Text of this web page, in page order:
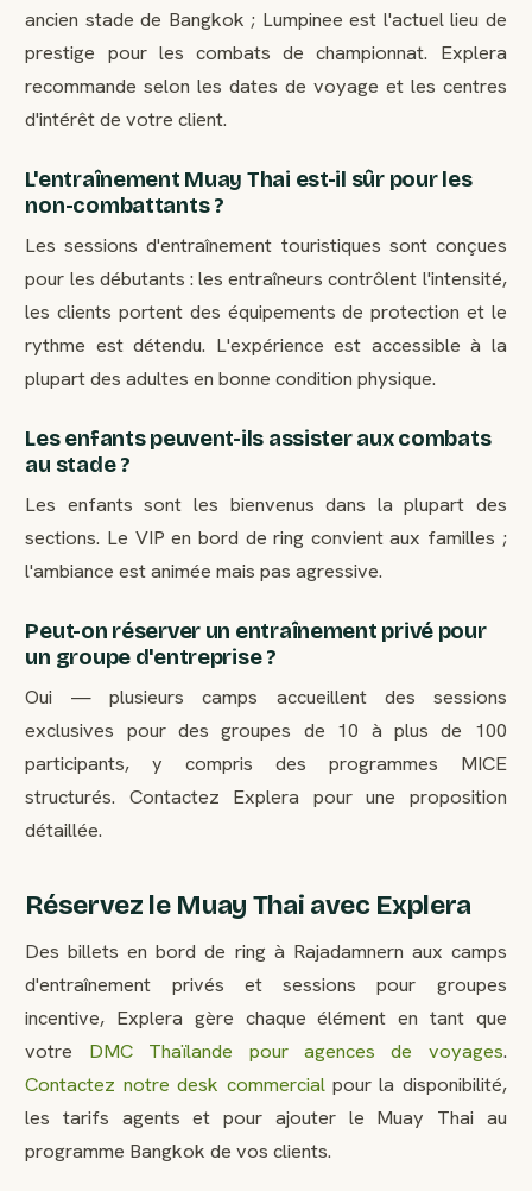
ancien stade de Bangkok ; Lumpinee est l'actuel lieu de
prestige pour les combats de championnat. Explera
recommande selon les dates de voyage et les centres
d'intérêt de votre client.
L'entraînement Muay Thai est-il sûr pour les
non-combattants ?
Les sessions d'entraînement touristiques sont conçues
pour les débutants : les entraîneurs contrôlent l'intensité,
les clients portent des équipements de protection et le
rythme est détendu. L'expérience est accessible à la
plupart des adultes en bonne condition physique.
Les enfants peuvent-ils assister aux combats
au stade ?
Les enfants sont les bienvenus dans la plupart des
sections. Le VIP en bord de ring convient aux familles ;
l'ambiance est animée mais pas agressive.
Peut-on réserver un entraînement privé pour
un groupe d'entreprise ?
Oui — plusieurs camps accueillent des sessions
exclusives pour des groupes de 10 à plus de 100
participants, y compris des programmes MICE
structurés. Contactez Explera pour une proposition
détaillée.
Réservez le Muay Thai avec Explera
Des billets en bord de ring à Rajadamnern aux camps
d'entraînement privés et sessions pour groupes
incentive, Explera gère chaque élément en tant que
votre DMC Thaïlande pour agences de voyages.
Contactez notre desk commercialpour la disponibilité,
les tarifs agents et pour ajouter le Muay Thai au
programme Bangkok de vos clients.